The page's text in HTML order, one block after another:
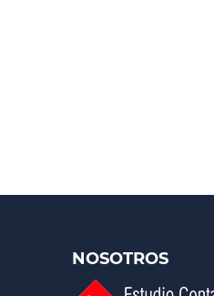
NOSOTROS